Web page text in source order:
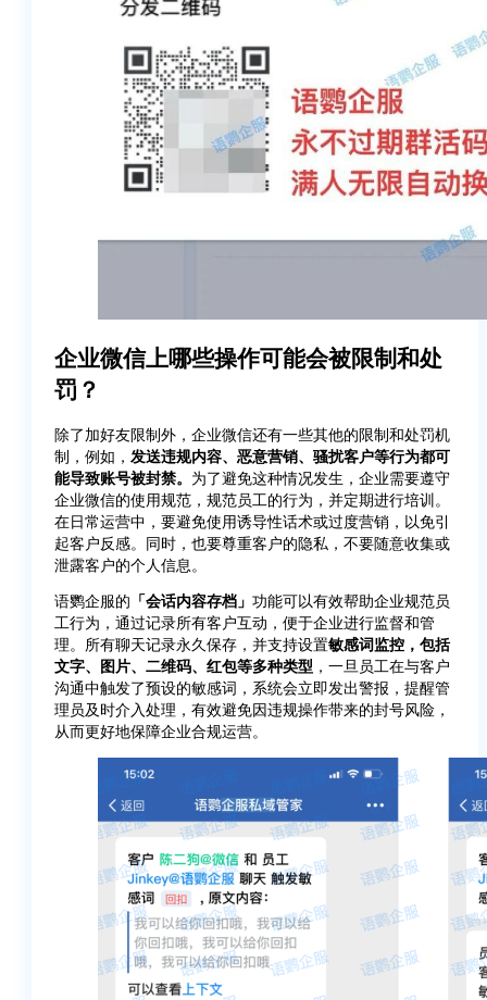
企业微信上哪些操作可能会被限制和处
罚？
除了加好友限制外，企业微信还有一些其他的限制和处罚机
制，例如， 发送违规内容、恶意营销、骚扰客户等行为都可
能导致账号被封禁。 为了避免这种情况发生，企业需要遵守
企业微信的使用规范，规范员工的行为，并定期进行培训。
在日常运营中，要避免使用诱导性话术或过度营销，以免引
起客户反感。同时，也要尊重客户的隐私，不要随意收集或
泄露客户的个人信息。
语鹦企服的 「会话内容存档」 功能可以有效帮助企业规范员
工行为，通过记录所有客户互动，便于企业进行监督和管
理。所有聊天记录永久保存，并支持设置敏感词监控，包括
文字、图片、二维码、红包等多种类型 ，一旦员工在与客户
沟通中触发了预设的敏感词，系统会立即发出警报，提醒管
理员及时介入处理，有效避免因违规操作带来的封号风险，
从而更好地保障企业合规运营。